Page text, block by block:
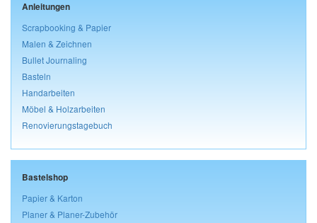
Anleitungen
Scrapbooking & Papier
Malen & Zeichnen
Bullet Journaling
Basteln
Handarbeiten
Möbel & Holzarbeiten
Renovierungstagebuch
Bastelshop
Papier & Karton
Planer & Planer-Zubehör